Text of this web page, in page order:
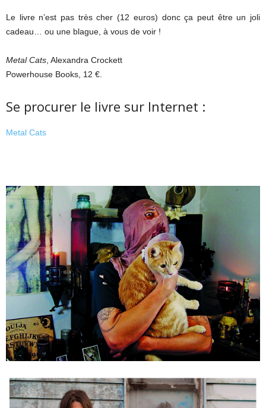
Le livre n’est pas très cher (12 euros) donc ça peut être un joli
cadeau… ou une blague, à vous de voir !
Metal Cats, Alexandra Crockett
Powerhouse Books, 12 €.
Se procurer le livre sur Internet :
Metal Cats